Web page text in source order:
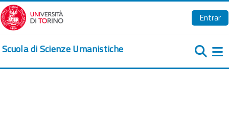
Salta al contenido principal
Entrar
Scuola di Scienze Umanistiche